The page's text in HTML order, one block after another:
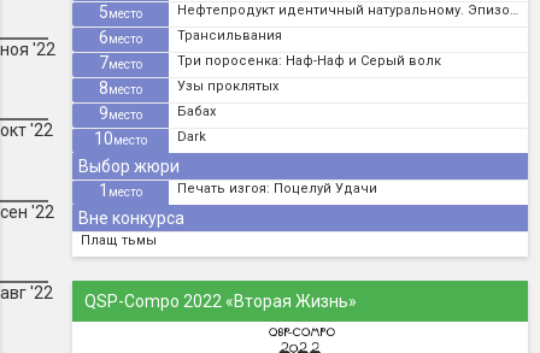
ноя '22
окт '22
сен '22
авг '22
5место Нефтепродукт идентичный натуральному. Эпизод I
6место Трансильвания
7место Три поросенка: Наф-Наф и Серый волк
8место Узы проклятых
9место Бабах
10место Dark
Выбор жюри
1 место Печать изгоя: Поцелуй Удачи
Вне конкурса
Плащ тьмы
QSP-Compo 2022 «Вторая Жизнь»